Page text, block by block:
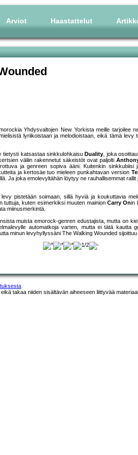
Arviot Haastattelut
Yhdysvaltojen New Yorkista meille tarjoilee
lyriikoistaan ja melodioistaan, eikä tämä
tietysti katsastaa sinkkulohkaisu Duality, joka
väliin rakennetut säkeistöt ovat paljolti
ja genreen sopiva ääni. Kuitenkin
ja kertosäe tuo mieleen punkahtavan version
Ja joka emolevyltähän löytyy ne rauhallisemmat
pistetään soimaan, sillä hyviä ja koukuttavia
tuttuja, kuten esimerkiksi muuten mainionCarry Onin
miinusmerkintä.
muista emorock-genren edustajista, mutta on
automatkoja varten, mutta ei tätä kautta
minun levyhyllyssäni The Walking Wounded
takaa niiden sisältävän aiheeseen liittyvää